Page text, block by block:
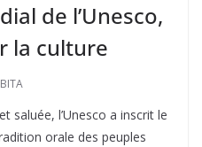
de l’Unesco,
la culture
saluée, l’Unesco a inscrit le
orale des peuples